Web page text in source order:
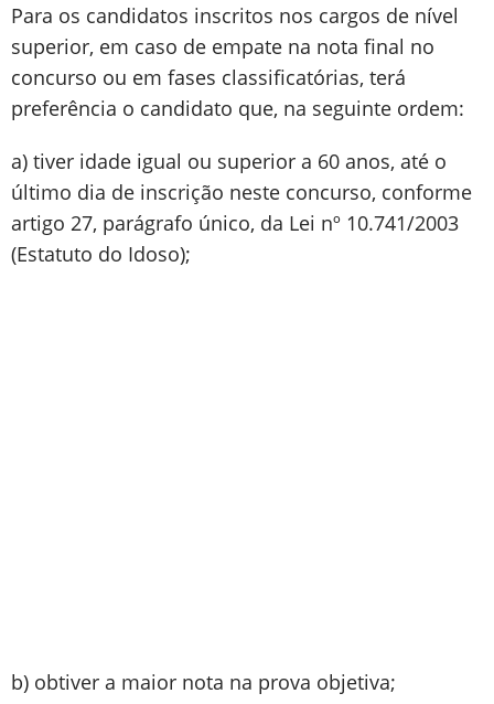
Para os candidatos inscritos nos cargos de nível
superior, em caso de empate na nota final no
concurso ou em fases classificatórias, terá
preferência o candidato que, na seguinte ordem:
a) tiver idade igual ou superior a 60 anos, até o
último dia de inscrição neste concurso, conforme
artigo 27, parágrafo único, da Lei nº 10.741/2003
(Estatuto do Idoso);
b) obtiver a maior nota na prova objetiva;